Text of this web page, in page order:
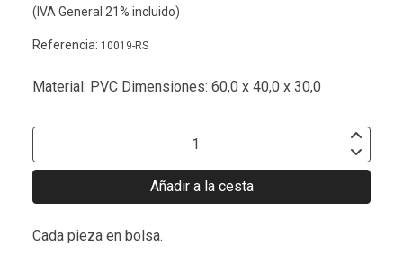
(IVA General 21% incluido)
Referencia: 10019-RS
Material: PVC Dimensiones: 60,0 x 40,0 x 30,0
Añadir a la cesta
Cada pieza en bolsa.